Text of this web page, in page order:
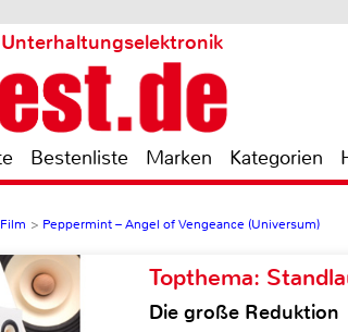
Bestenliste Marken Kategorien
> Peppermint – Angel of Vengeance (Universum)
Topthema:
Die große Reduktion